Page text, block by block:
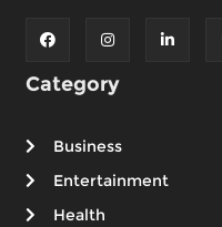
Category
Business
Entertainment
Health